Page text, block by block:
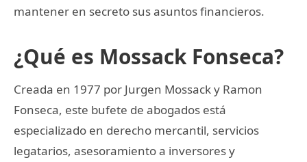
mantener en secreto sus asuntos financieros.
¿Qué es Mossack Fonseca?
Creada en 1977 por Jurgen Mossack y Ramon
Fonseca, este bufete de abogados está
especializado en derecho mercantil, servicios
legatarios, asesoramiento a inversores y